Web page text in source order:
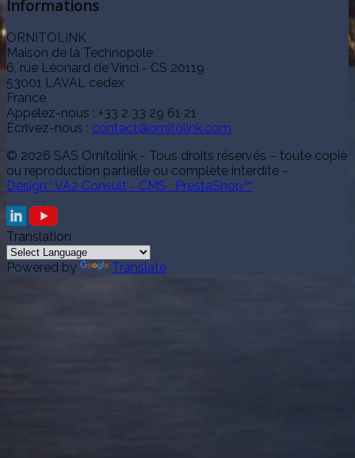
Informations
ORNITOLINK
Maison de la Technopole
6, rue Léonard de Vinci - CS 20119
53001 LAVAL cedex
France
Appelez-nous : +33 2 33 29 61 21
Écrivez-nous : contact@ornitolink.com
© 2026 SAS Ornitolink - Tous droits réservés – toute copie
ou reproduction partielle ou complète interdite -
Design : VA2 Consult - CMS : PrestaShop™
Translation
Powered by Translate